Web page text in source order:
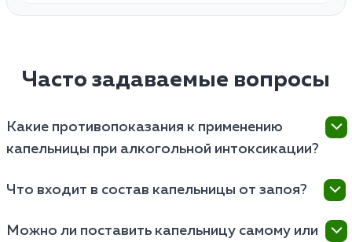
Часто задаваемые вопросы
Какие противопоказания к применению
капельницы при алкогольной интоксикации?
алкогольной интоксикации могут включать
раствора, наличие серьезных заболеваний, таких
Что входит в состав капельницы от запоя?
для разжижения крови, солевые растворы (Дисоль)
Можно ли поставить капельницу самому или